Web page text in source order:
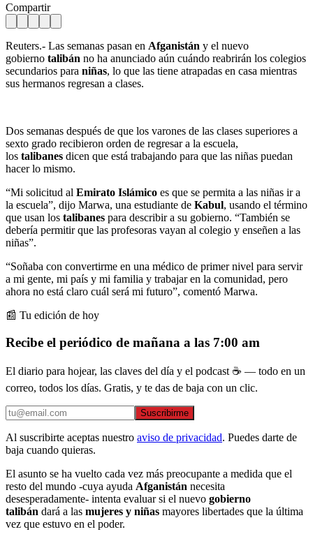
Compartir
Reuters.- Las semanas pasan en Afganistán y el nuevo
gobierno talibán no ha anunciado aún cuándo reabrirán los colegios
secundarios para niñas, lo que las tiene atrapadas en casa mientras
sus hermanos regresan a clases.
Dos semanas después de que los varones de las clases superiores a
sexto grado recibieron orden de regresar a la escuela,
los talibanes dicen que está trabajando para que las niñas puedan
hacer lo mismo.
“Mi solicitud al Emirato Islámico es que se permita a las niñas ir a
la escuela”, dijo Marwa, una estudiante de Kabul, usando el término
que usan los talibanes para describir a su gobierno. “También se
debería permitir que las profesoras vayan al colegio y enseñen a las
niñas”.
“Soñaba con convertirme en una médico de primer nivel para servir
a mi gente, mi país y mi familia y trabajar en la comunidad, pero
ahora no está claro cuál será mi futuro”, comentó Marwa.
📰 Tu edición de hoy
Recibe el periódico de mañana a las 7:00 am
El diario para hojear, las claves del día y el podcast ☕ — todo en un
correo, todos los días. Gratis, y te das de baja con un clic.
Suscribirme
Al suscribirte aceptas nuestro aviso de privacidad. Puedes darte de
baja cuando quieras.
El asunto se ha vuelto cada vez más preocupante a medida que el
resto del mundo -cuya ayuda Afganistán necesita
desesperadamente- intenta evaluar si el nuevo gobierno
talibán dará a las mujeres y niñas mayores libertades que la última
vez que estuvo en el poder.